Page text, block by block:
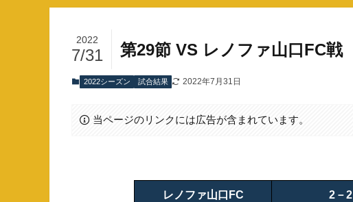
第29節 VS レノファ山口FC戦
2022
7/31
2022シーズン 試合結果 2022年7月31日
当ページのリンクには広告が含まれています。
レノファ山口FC 2－2